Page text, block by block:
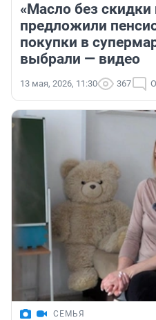
«Масло без скидки
предложили
покупки в
выбрали — видео
13 мая, 2026, 11:30 367
СЕМЬЯ